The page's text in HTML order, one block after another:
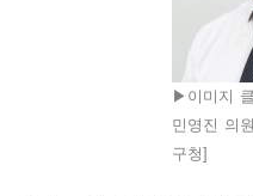
▶이미지
민영진 의
구청]